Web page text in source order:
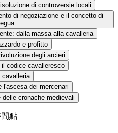
di controversie locali
di negoziazione e il concetto di
dalla massa alla cavalleria
e profitto
degli arcieri
il codice cavalleresco
cavalleria
l'ascesa dei mercenari
delle cronache medievali
點